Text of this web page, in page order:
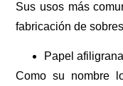
Sus usos más
fabricación de
Papel
Como su nombre